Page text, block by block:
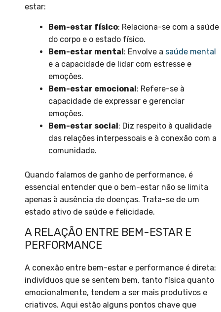
estar:
Bem-estar físico: Relaciona-se com a saúde
do corpo e o estado físico.
Bem-estar mental : Envolve a saúde mental
e a capacidade de lidar com estresse e
emoções.
Bem-estar emocional : Refere-se à
capacidade de expressar e gerenciar
emoções.
Bem-estar social : Diz respeito à qualidade
das relações interpessoais e à conexão com a
comunidade.
Quando falamos de ganho de performance, é
essencial entender que o bem-estar não se limita
apenas à ausência de doenças. Trata-se de um
estado ativo de saúde e felicidade.
A RELAÇÃO ENTRE BEM-ESTAR E
PERFORMANCE
A conexão entre bem-estar e performance é direta:
indivíduos que se sentem bem, tanto física quanto
emocionalmente, tendem a ser mais produtivos e
criativos. Aqui estão alguns pontos chave que